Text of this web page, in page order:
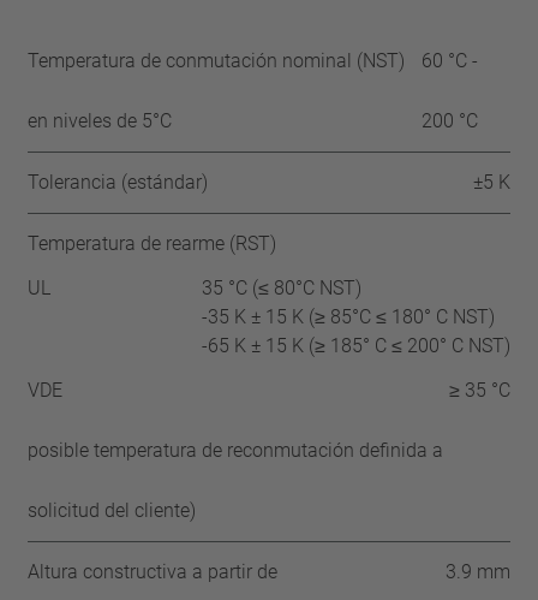
Temperatura de conmutación nominal (NST)
en niveles de 5°C
60 °C -
200 °C
Tolerancia (estándar) ±5 K
Temperatura de rearme (RST)
UL
35 °C (≤ 80°C NST)
-35 K ± 15 K (≥ 85°C ≤ 180° C NST)
-65 K ± 15 K (≥ 185° C ≤ 200° C NST)
VDE
≥ 35 °C
posible temperatura de reconmutación definida a
solicitud del cliente)
Altura constructiva a partir de 3.9 mm